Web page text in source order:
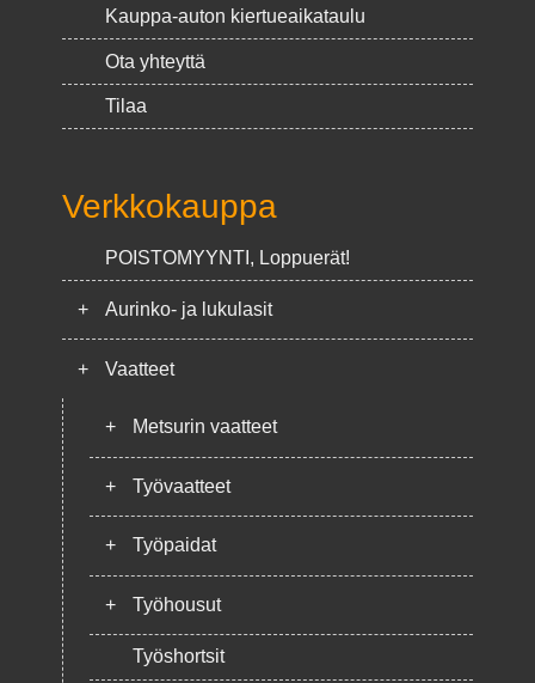
Kauppa-auton kiertueaikataulu
Ota yhteyttä
Tilaa
Verkkokauppa
POISTOMYYNTI, Loppuerät!
+ Aurinko- ja lukulasit
+ Vaatteet
+ Metsurin vaatteet
+ Työvaatteet
+ Työpaidat
+ Työhousut
Työshortsit